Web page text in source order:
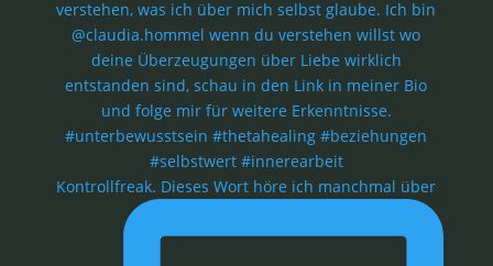
Kontrollfreak. Dieses Wort höre ich manchmal über